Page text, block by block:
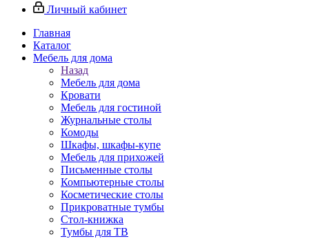
Личный кабинет
Главная
Каталог
Мебель для дома
Назад
Мебель для дома
Кровати
Мебель для гостиной
Журнальные столы
Комоды
Шкафы, шкафы-купе
Мебель для прихожей
Письменные столы
Компьютерные столы
Косметические столы
Прикроватные тумбы
Стол-книжка
Тумбы для ТВ